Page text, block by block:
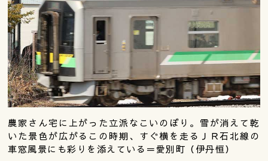
農家さん宅に上がった立派なこいのぼり。雪が消えて乾
いた景色が広がるこの時期、すぐ横を走るＪＲ石北線の
車窓風景にも彩りを添えている＝愛別町（伊丹恒）